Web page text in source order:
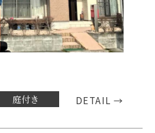
庭付き DETAIL →